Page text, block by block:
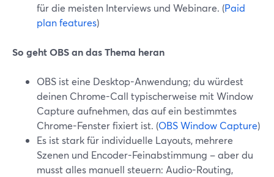
für die meisten Interviews und Webinare. (Paid
plan features)
So geht OBS an das Thema heran
OBS ist eine Desktop-Anwendung; du würdest
deinen Chrome-Call typischerweise mit Window
Capture aufnehmen, das auf ein bestimmtes
Chrome-Fenster fixiert ist. (OBS Window Capture)
Es ist stark für individuelle Layouts, mehrere
Szenen und Encoder-Feinabstimmung – aber du
musst alles manuell steuern: Audio-Routing,